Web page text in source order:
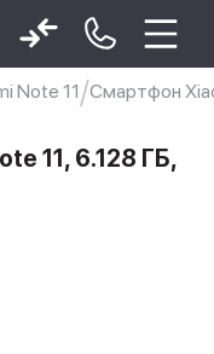
Note 11 Смартфон
11, 6.128 ГБ,